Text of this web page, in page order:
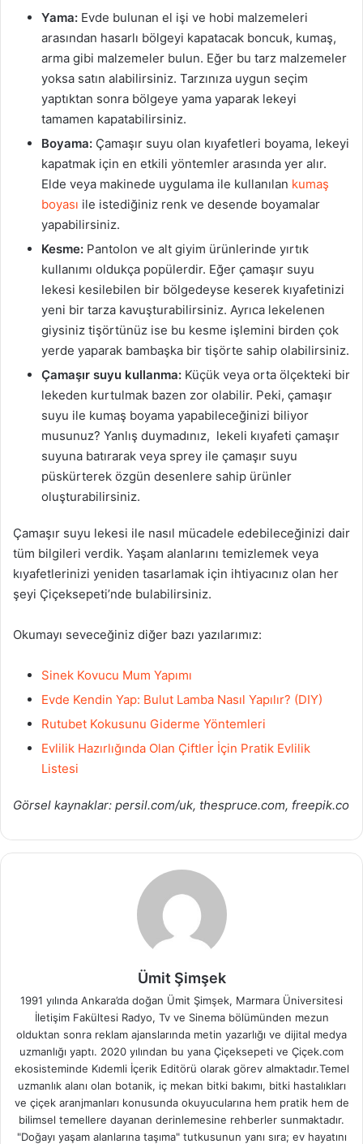
Yama: Evde bulunan el işi ve hobi malzemeleri
arasından hasarlı bölgeyi kapatacak boncuk, kumaş,
arma gibi malzemeler bulun. Eğer bu tarz malzemeler
yoksa satın alabilirsiniz. Tarzınıza uygun seçim
yaptıktan sonra bölgeye yama yaparak lekeyi
tamamen kapatabilirsiniz.
Boyama: Çamaşır suyu olan kıyafetleri boyama, lekeyi
kapatmak için en etkili yöntemler arasında yer alır.
Elde veya makinede uygulama ile kullanılan kumaş
boyası ile istediğiniz renk ve desende boyamalar
yapabilirsiniz.
Kesme: Pantolon ve alt giyim ürünlerinde yırtık
kullanımı oldukça popülerdir. Eğer çamaşır suyu
lekesi kesilebilen bir bölgedeyse keserek kıyafetinizi
yeni bir tarza kavuşturabilirsiniz. Ayrıca lekelenen
giysiniz tişörtünüz ise bu kesme işlemini birden çok
yerde yaparak bambaşka bir tişörte sahip olabilirsiniz.
Çamaşır suyu kullanma: Küçük veya orta ölçekteki bir
lekeden kurtulmak bazen zor olabilir. Peki, çamaşır
suyu ile kumaş boyama yapabileceğinizi biliyor
musunuz? Yanlış duymadınız, lekeli kıyafeti çamaşır
suyuna batırarak veya sprey ile çamaşır suyu
püskürterek özgün desenlere sahip ürünler
oluşturabilirsiniz.
Çamaşır suyu lekesi ile nasıl mücadele edebileceğinizi dair
tüm bilgileri verdik. Yaşam alanlarını temizlemek veya
kıyafetlerinizi yeniden tasarlamak için ihtiyacınız olan her
şeyi Çiçeksepeti’nde bulabilirsiniz.
Okumayı seveceğiniz diğer bazı yazılarımız:
Sinek Kovucu Mum Yapımı
Evde Kendin Yap: Bulut Lamba Nasıl Yapılır? (DIY)
Rutubet Kokusunu Giderme Yöntemleri
Evlilik Hazırlığında Olan Çiftler İçin Pratik Evlilik
Listesi
Görsel kaynaklar: persil.com/uk, thespruce.com, freepik.co
Ümit Şimşek
1991 yılında Ankara’da doğan Ümit Şimşek, Marmara Üniversitesi
İletişim Fakültesi Radyo, Tv ve Sinema bölümünden mezun
olduktan sonra reklam ajanslarında metin yazarlığı ve dijital medya
uzmanlığı yaptı. 2020 yılından bu yana Çiçeksepeti ve Çiçek.com
ekosisteminde Kıdemli İçerik Editörü olarak görev almaktadır.Temel
uzmanlık alanı olan botanik, iç mekan bitki bakımı, bitki hastalıkları
ve çiçek aranjmanları konusunda okuyucularına hem pratik hem de
bilimsel temellere dayanan derinlemesine rehberler sunmaktadır.
"Doğayı yaşam alanlarına taşıma" tutkusunun yanı sıra; ev hayatını